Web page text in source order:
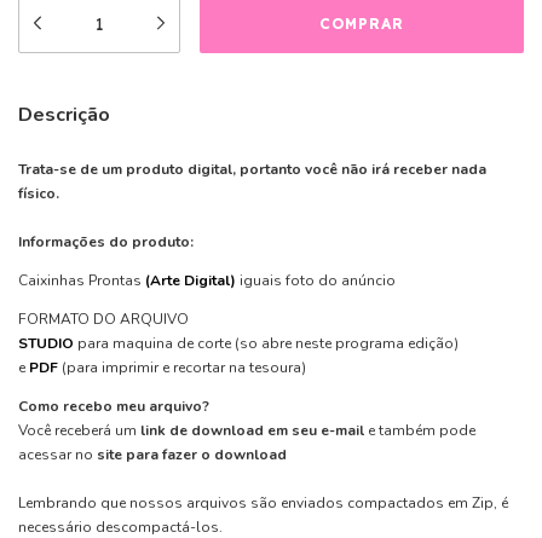
Descrição
Trata-se de um produto digital, portanto você não irá receber nada
físico.
Informações do produto:
Caixinhas Prontas (Arte Digital) iguais foto do anúncio
FORMATO DO ARQUIVO
STUDIO para maquina de corte (so abre neste programa edição)
e PDF (para imprimir e recortar na tesoura)
Como recebo meu arquivo?
Você receberá um link de download em seu e-mail e também pode
acessar no site para fazer o download
Lembrando que nossos arquivos são enviados compactados em Zip, é
necessário descompactá-los.